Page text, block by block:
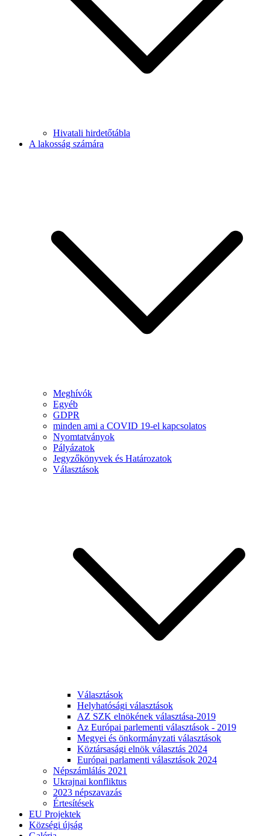
Hivatali hirdetőtábla
A lakosság számára
Meghívók
Egyéb
GDPR
minden ami a COVID 19-el kapcsolatos
Nyomtatványok
Pályázatok
Jegyzőkönyvek és Határozatok
Választások
Választások
Helyhatósági választások
AZ SZK elnökének választása-2019
Az Európai parlementi választások - 2019
Megyei és önkormányzati választások
Köztársasági elnök választás 2024
Európai parlamenti választások 2024
Népszámlálás 2021
Ukrajnai konfliktus
2023 népszavazás
Értesítések
EU Projektek
Községi újság